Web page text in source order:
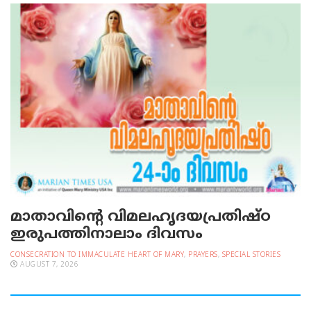
മാതാവിന്റെ വിമലഹൃദയപ്രതിഷ്ഠ
ഇരുപത്തിനാലാം ദിവസം
CONSECRATION TO IMMACULATE HEART OF MARY, PRAYERS, SPECIAL STORIES
AUGUST 7, 2026